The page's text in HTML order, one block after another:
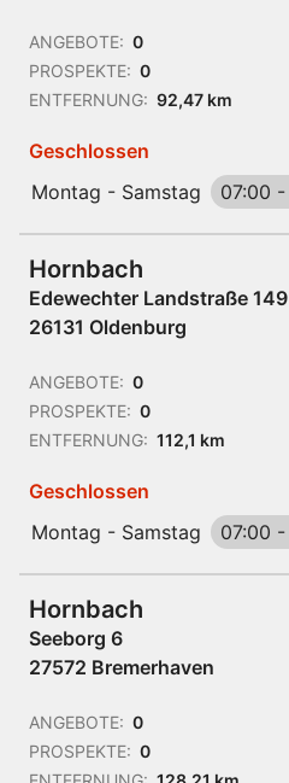
ANGEBOTE: 0
PROSPEKTE: 0
ENTFERNUNG: 92,47 km
Geschlossen
Montag - Samstag
07:00 -
Hornbach
Edewechter Landstraße 149
26131 Oldenburg
ANGEBOTE: 0
PROSPEKTE: 0
ENTFERNUNG: 112,1 km
Geschlossen
Montag - Samstag
07:00 -
Hornbach
Seeborg 6
27572 Bremerhaven
ANGEBOTE: 0
PROSPEKTE: 0